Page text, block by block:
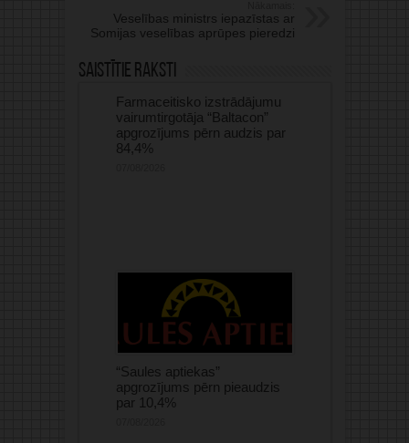
Veselības ministrs iepazīstas ar
Somijas veselības aprūpes pieredzi
Saistītie raksti
Farmaceitisko izstrādājumu
vairumtirgotāja “Baltacon”
apgrozījums pērn audzis par
84,4%
“Saules aptiekas”
apgrozījums pērn pieaudzis
par 10,4%